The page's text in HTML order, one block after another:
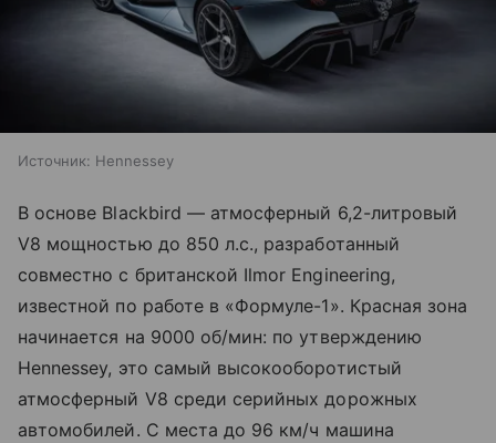
Источник: Hennessey
В основе Blackbird — атмосферный 6,2-литровый
V8 мощностью до 850 л.с., разработанный
совместно с британской Ilmor Engineering,
известной по работе в «Формуле-1». Красная зона
начинается на 9000 об/мин: по утверждению
Hennessey, это самый высокооборотистый
атмосферный V8 среди серийных дорожных
автомобилей. С места до 96 км/ч машина